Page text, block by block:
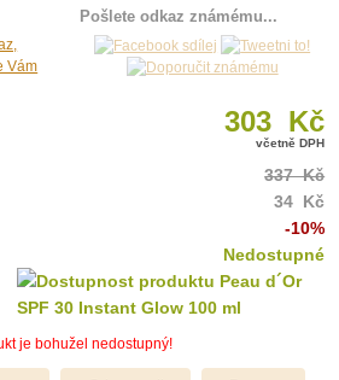
Vám
Pošlete odkaz známému...
303 Kč
včetně DPH
337 Kč
34 Kč
-10%
Nedostupné
je bohužel nedostupný!